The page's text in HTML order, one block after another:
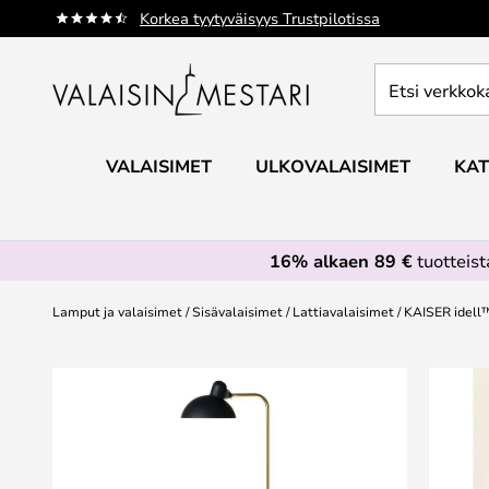
Korkea tyytyväisyys Trustpilotissa
Skip
to
verkkokaupan
VALAISIMET ULKOVALAISIMET
16% alkaen 89 €
Lamput ja valaisimet Sisävalaisimet Lattiavalaisimet KAISER